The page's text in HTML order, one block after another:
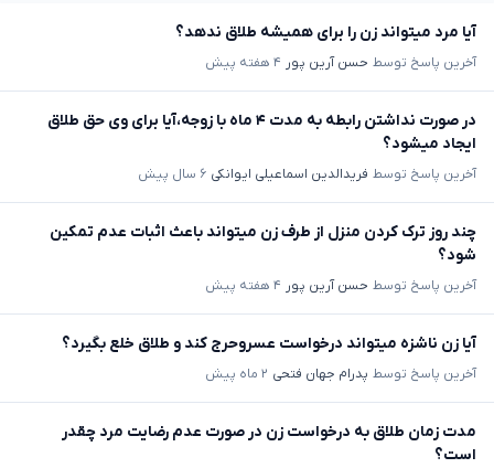
آیا مرد میتواند زن را برای همیشه طلاق ندهد؟
آخرین پاسخ توسط حسن آرین پور ۴ هفته پیش
در صورت نداشتن رابطه به مدت ۴ ماه با زوجه،آیا برای وی حق طلاق
ایجاد میشود؟
آخرین پاسخ توسط فریدالدین اسماعیلی ایوانکی ۶ سال پیش
چند روز ترک کردن منزل از طرف زن میتواند باعث اثبات عدم تمکین
شود؟
آخرین پاسخ توسط حسن آرین پور ۴ هفته پیش
آیا زن ناشزه میتواند درخواست عسروحرج کند و طلاق خلع بگیرد؟
آخرین پاسخ توسط پدرام جهان فتحی ۲ ماه پیش
مدت زمان طلاق به درخواست زن در صورت عدم رضایت مرد چقدر
است؟